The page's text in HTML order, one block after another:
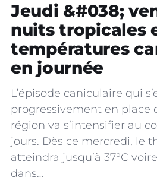
Jeudi &#038;
nuits tropicales
températures
en journée
L’épisode caniculaire qui
progressivement en place
région va s’intensifier au
jours. Dès ce mercredi, le
atteindra jusqu’à 37°C
dans…